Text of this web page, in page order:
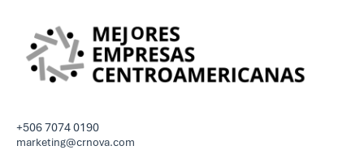
+506 7074 0190
marketing@crnova.com